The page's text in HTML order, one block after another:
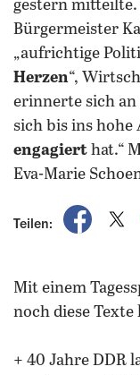
gestern mitteilte.
Bürgermeister
„aufrichtige
Herzen“,
erinnerte sich an
sich bis ins hohe
engagiert hat.“
Eva-Marie
Teilen:
auf
Mit einem
noch diese Texte
+ 40 Jahre DDR